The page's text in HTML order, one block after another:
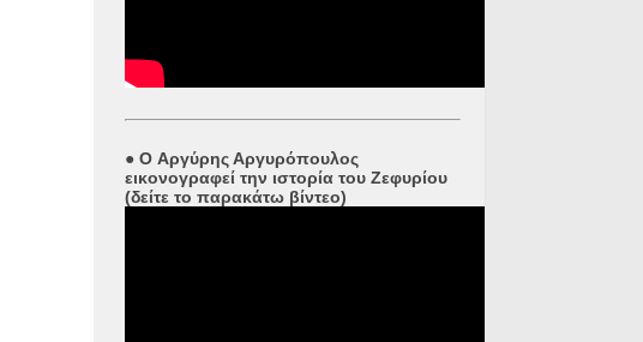
● O Αργύρης Αργυρόπουλος
εικονογραφεί την ιστορία του Ζεφυρίου
(δείτε το παρακάτω βίντεο)